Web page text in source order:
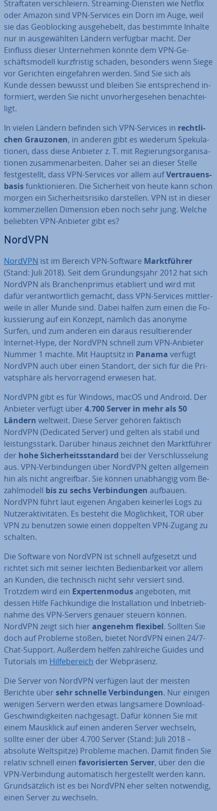
Straf­ta­ten ver­schlei­ern. Streaming-Diensten wie Netflix
oder Amazon sind VPN-Services ein Dorn im Auge, weil
sie das Ge­o­blo­cking aus­ge­he­belt, das bestimmte Inhalte
nur in aus­ge­wähl­ten Ländern verfügbar macht. Der
Einfluss dieser Un­ter­neh­men könnte dem VPN-Ge­
schäfts­mo­dell kurz­fris­tig schaden, besonders wenn Siege
vor Gerichten ein­ge­fah­ren werden. Sind Sie sich als
Kunde dessen bewusst und bleiben Sie ent­spre­chend in­
for­miert, werden Sie nicht un­vor­her­ge­se­hen be­nach­tei­
ligt.
In vielen Ländern befinden sich VPN-Services in recht­li­
chen Grauzonen, in anderen gibt es wiederum Spe­ku­la­
tio­nen, dass diese Anbieter z. T. mit Re­gie­rungs­or­ga­ni­sa­
tio­nen zu­sam­men­ar­bei­ten. Daher sei an dieser Stelle
fest­ge­stellt, dass VPN-Services vor allem aufVer­trau­ens­
ba­sisfunk­tio­nie­ren. Die Si­cher­heit von heute kann schon
morgen ein Si­cher­heits­ri­si­ko dar­stel­len. VPN ist in dieser
kom­mer­zi­el­len Dimension eben noch sehr jung. Welche
beliebten VPN-Anbieter gibt es?
NordVPN
NordVPN ist im Bereich VPN-Software Markt­füh­rer
(Stand: Juli 2018). Seit dem Grün­dungs­jahr 2012 hat sich
NordVPN als Bran­chen­pri­mus etabliert und wird mit
dafür ver­ant­wort­lich gemacht, dass VPN-Services mitt­ler­
wei­le in aller Munde sind. Dabei halfen zum einen die Fo­
kus­sie­rung auf ein Konzept, nämlich das anonyme
Surfen, und zum anderen ein daraus re­sul­tie­ren­der
Internet-Hype, der NordVPN schnell zum VPN-Anbieter
Nummer 1 machte. Mit Hauptsitz in Panama verfügt
NordVPN auch über einen Standort, der sich für die Pri­
vat­sphä­re als her­vor­ra­gend erwiesen hat.
NordVPN gibt es für Windows, macOS und Android. Der
Anbieter verfügt über 4.700 Server in mehr als 50
Ländern weltweit. Diese Server gehören faktisch
NordVPN (Dedicated Server) und gelten als stabil und
leis­tungs­stark. Darüber hinaus zeichnet den Markt­füh­rer
der hohe Si­cher­heits­stan­dard bei der Ver­schlüs­se­lung
aus. VPN-Ver­bin­dun­gen über NordVPN gelten allgemein
hin als nicht an­greif­bar. Sie können un­ab­hän­gig vom Be­
zahl­mo­dell bis zu sechs Ver­bin­dun­gen aufbauen.
NordVPN führt laut eigenen Angaben keinerlei Logs zu
Nut­zer­ak­ti­vi­tä­ten. Es besteht die Mög­lich­keit, TOR über
VPN zu benutzen sowie einen doppelten VPN-Zugang zu
schalten.
Die Software von NordVPN ist schnell auf­ge­setzt und
richtet sich mit seiner leichten Be­dien­bar­keit vor allem
an Kunden, die technisch nicht sehr versiert sind.
Trotzdem wird ein Ex­per­ten­mo­dusangeboten, mit
dessen Hilfe Fach­kun­di­ge die In­stal­la­ti­on und In­be­trieb­
nah­me des VPN-Servers genauer steuern können.
NordVPN zeigt sich hier angenehm flexibel. Sollten Sie
doch auf Probleme stoßen, bietet NordVPN einen 24/7-
Chat-Support. Außerdem helfen zahl­rei­che Guides und
Tutorials im Hil­fe­be­reich der Web­prä­senz.
Die Server von NordVPN verfügen laut der meisten
Berichte über sehr schnelle Ver­bin­dun­gen. Nur einigen
wenigen Servern werden etwas lang­sa­me­re Download-
Ge­schwin­dig­kei­ten nach­ge­sagt. Dafür können Sie mit
einem Mausklick auf einen anderen Server wechseln,
sollte einer der über 4.700 Server (Stand: Juli 2018 –
absolute Welt­spit­ze) Probleme machen. Damit finden Sie
relativ schnell einen fa­vo­ri­sier­ten Server, über den die
VPN-Ver­bin­dung au­to­ma­tisch her­ge­stellt werden kann.
Grund­sätz­lich ist es bei NordVPN eher selten notwendig,
einen Server zu wechseln.